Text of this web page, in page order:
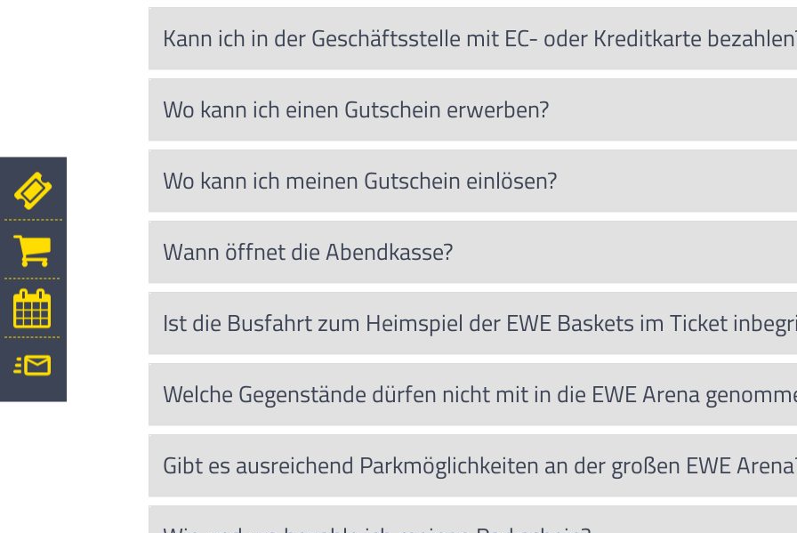
Kann ich in der Geschäftsstelle mit EC- oder Kreditkarte
Wo kann ich einen Gutschein erwerben?
Wo kann ich meinen Gutschein einlösen?
Wann öffnet die Abendkasse?
Ist die Busfahrt zum Heimspiel der EWE Baskets im Ticket
Welche Gegenstände dürfen nicht mit in die EWE Arena
Gibt es ausreichend Parkmöglichkeiten an der großen EWE